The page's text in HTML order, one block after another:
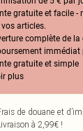
gratuite et facile -
articles.
complète de
immédiat
gratuite et simple
plus
de douane et
à 2,99€ !